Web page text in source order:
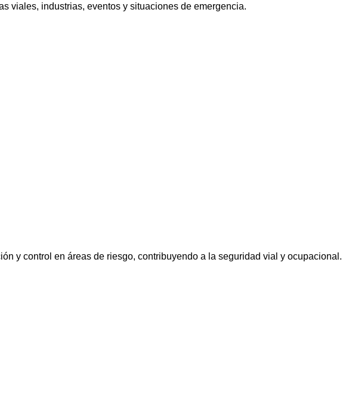
viales, industrias, eventos y situaciones de emergencia.
y control en áreas de riesgo, contribuyendo a la seguridad vial y ocupacional.